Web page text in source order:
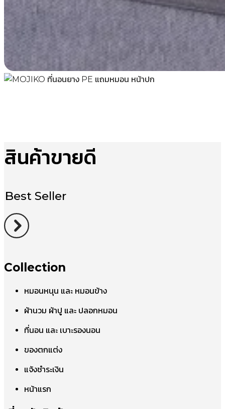
สินค้าขายดี
Best Seller
Collection
หมอนหนุน และ หมอนข้าง
ผ้านวม ผ้าปู และ ปลอกหมอน
ที่นอน และ เบาะรองนอน
ของตกแต่ง
แจ้งชำระเงิน
หน้าแรก